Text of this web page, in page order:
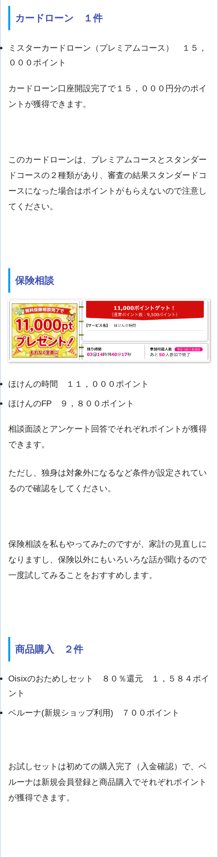
カードローン １件
ミスターカードローン（プレミアムコース） １５，
０００ポイント
カードローン口座開設完了で１５，０００円分のポイ
ントが獲得できます。
このカードローンは、プレミアムコースとスタンダー
ドコースの２種類があり、審査の結果スタンダードコ
ースになった場合はポイントがもらえないので注意し
てください。
保険相談
ほけんの時間 １１，０００ポイント
ほけんのFP ９，８００ポイント
相談面談とアンケート回答でそれぞれポイントが獲得
できます。
ただし、独身は対象外になるなど条件が設定されてい
るので確認をしてください。
保険相談を私もやってみたのですが、家計の見直しに
なりますし、保険以外にもいろいろな話が聞けるので
一度試してみることをおすすめします。
商品購入 ２件
Oisixのおためしセット ８０％還元 １，５８４ポイ
ント
ベルーナ(新規ショップ利用) ７００ポイント
お試しセットは初めての購入完了（入金確認）で、ベ
ルーナは新規会員登録と商品購入でそれぞれポイント
が獲得できます。